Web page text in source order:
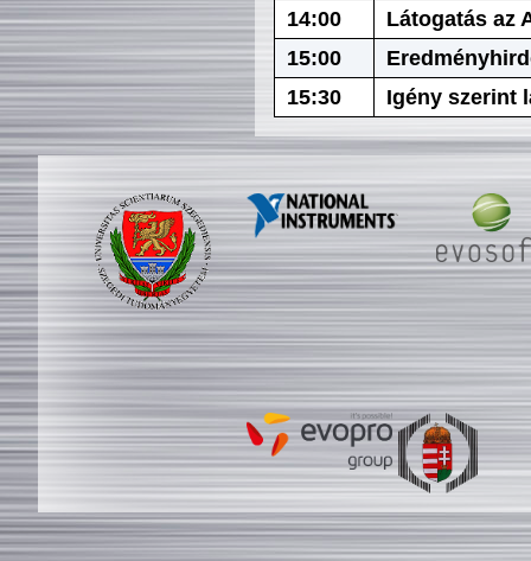
14:00
Látogatás az
15:00
15:30
Igény szerint